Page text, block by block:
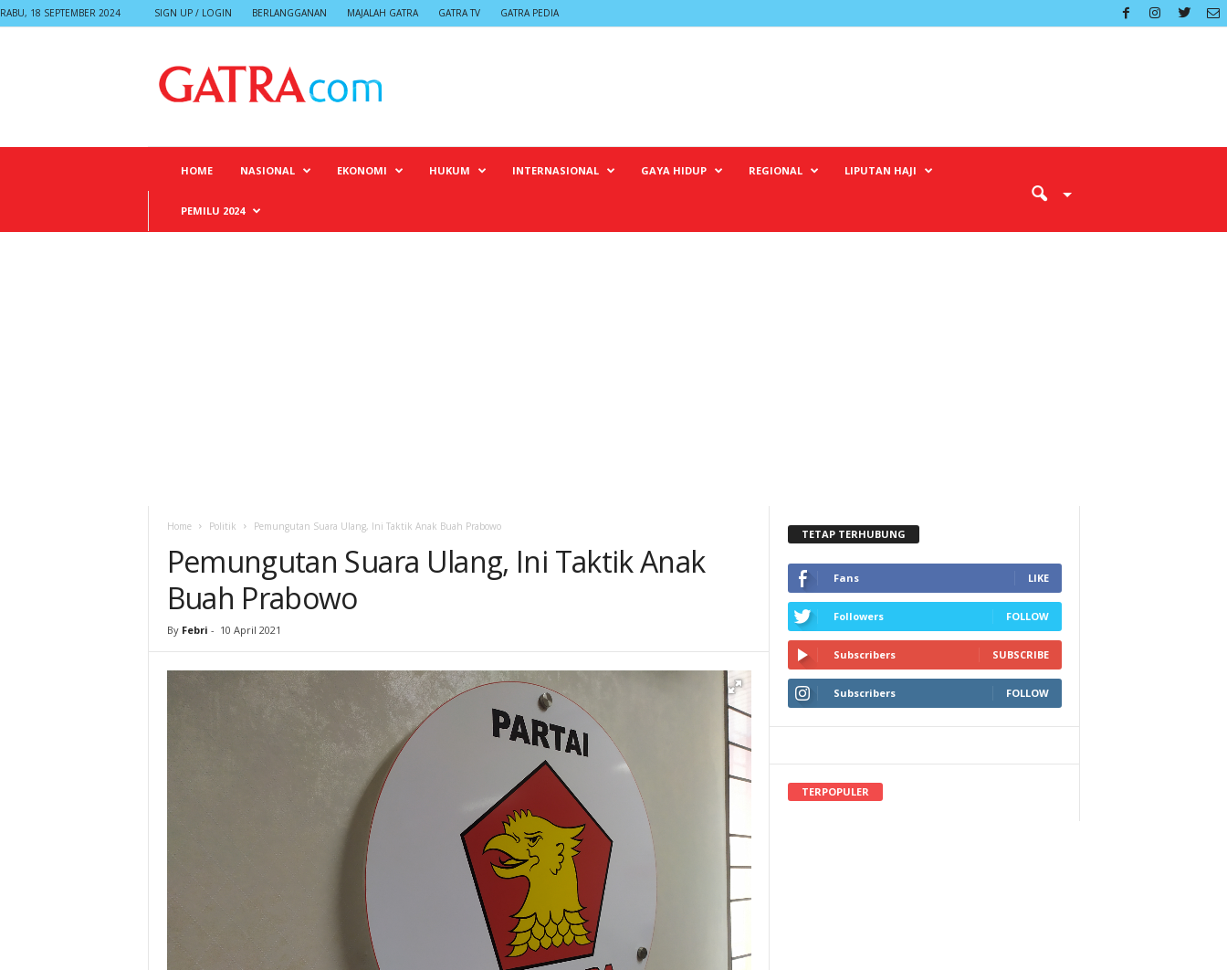
RABU, 18 SEPTEMBER 2024 SIGN UP / LOGIN BERLANGGANAN MAJALAH GATRA GATRA TV GATRA PEDIA
HOME NASIONAL EKONOMI HUKUM INTERNASIONAL GAYA HIDUP REGIONAL LIPUTAN HAJI
PEMILU 2024
Home Politik Pemungutan Suara Ulang, Ini Taktik Anak Buah Prabowo
Pemungutan Suara Ulang, Ini Taktik Anak
Buah Prabowo
By Febri - 10 April 2021
TETAP TERHUBUNG
Fans LIKE
Followers FOLLOW
Subscribers SUBSCRIBE
Subscribers FOLLOW